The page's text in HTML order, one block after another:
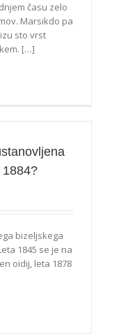
času zelo
Marsikdo pa
sto vrst
[…]
bizeljskega
1845 se je na
oidij, leta 1878